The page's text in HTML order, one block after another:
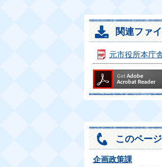
関連ファ
元市役所本庁
このペー
企画政策課